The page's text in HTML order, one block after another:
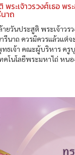
ระเจ้าวรวงศ์เธอ พร
าถ
ยวันประสูติ พระเจ้าวรว
นาถ ควรมิควรแล้วแต่จ
ธเจ้า คณะผู้บริหาร ครู
คโนโลยีพระมหาไถ่ หน